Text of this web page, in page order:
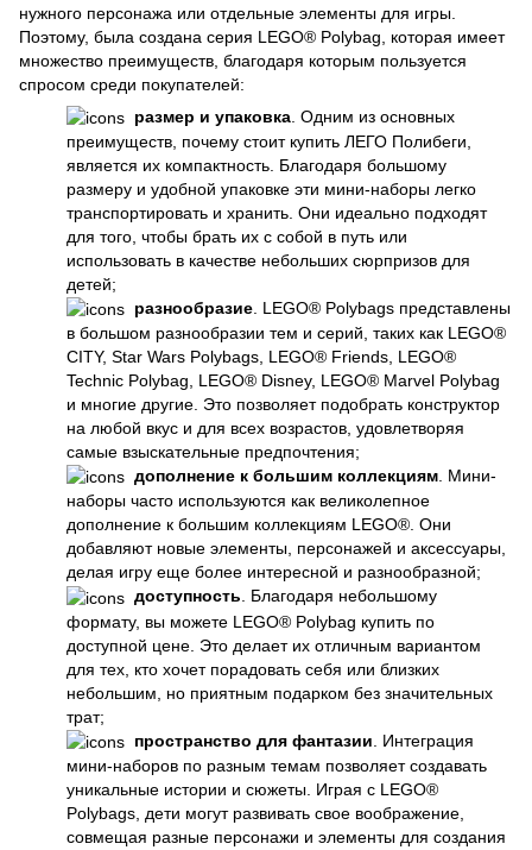
нужного персонажа или отдельные элементы для игры.
Поэтому, была создана серия LEGO® Polybag, которая имеет
множество преимуществ, благодаря которым пользуется
спросом среди покупателей:
размер и упаковка . Одним из основных
преимуществ, почему стоит купить ЛЕГО Полибеги,
является их компактность. Благодаря большому
размеру и удобной упаковке эти мини-наборы легко
транспортировать и хранить. Они идеально подходят
для того, чтобы брать их с собой в путь или
использовать в качестве небольших сюрпризов для
детей;
разнообразие . LEGO® Polybags представлены
в большом разнообразии тем и серий, таких как LEGO®
CITY, Star Wars Polybags, LEGO® Friends, LEGO®
Technic Polybag, LEGO® Disney, LEGO® Marvel Polybag
и многие другие. Это позволяет подобрать конструктор
на любой вкус и для всех возрастов, удовлетворяя
самые взыскательные предпочтения;
дополнение к большим коллекциям . Мини-
наборы часто используются как великолепное
дополнение к большим коллекциям LEGO®. Они
добавляют новые элементы, персонажей и аксессуары,
делая игру еще более интересной и разнообразной;
доступность. Благодаря небольшому
формату, вы можете LEGO® Polybag купить по
доступной цене. Это делает их отличным вариантом
для тех, кто хочет порадовать себя или близких
небольшим, но приятным подарком без значительных
трат;
пространство для фантазии . Интеграция
мини-наборов по разным темам позволяет создавать
уникальные истории и сюжеты. Играя с LEGO®
Polybags, дети могут развивать свое воображение,
совмещая разные персонажи и элементы для создания